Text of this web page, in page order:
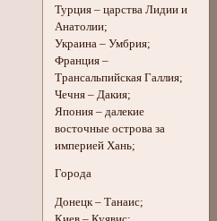
Турция – царства Лидии и
Анатолии;
Украина – Умбрия;
Франция –
Трансальпийская Галлия;
Чечня – Дакия;
Япония – далекие
восточные острова за
империей Хань;
Города
Донецк – Танаис;